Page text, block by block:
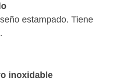
estampado. Tiene
inoxidable